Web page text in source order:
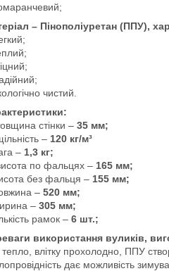
– Пінополіуретан (ППУ),
чистий.
стінки – 35 мм;
– 120 кг/м³
– 1,3 кг;
по фальцях – 165 мм;
без фальця – 155 мм;
– 520 мм;
– 305 мм;
рамок – 6 шт.;
використання вуликів,
тепло, влітку прохолодно, ППУ
дає можливість